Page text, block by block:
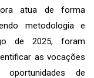
atua de forma
metodologia e
de 2025, foram
as vocações
de